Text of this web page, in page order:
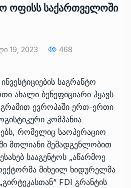
ოფისს საქართველოში
19, 2023 468
საგრანტო
ახალი ბენეფიციარი ჰყავს
ევროპაში ერთ-ერთი
კომპანია
რომელიც საოპერაციო
მთლიანი შემადგენლობით
სააგენტოს „აწარმოე
მიხეილ ხიდურელმა
FDI გრანტის